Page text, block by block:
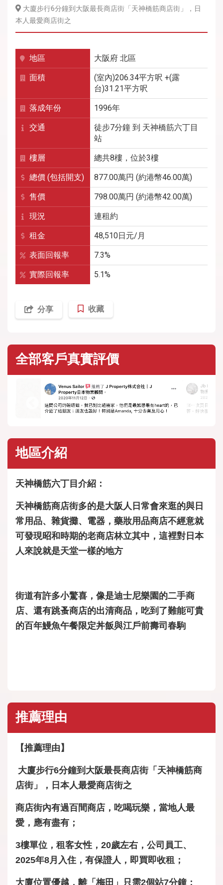
大廈步行6分鐘到大阪最長商店街「天神橋筋商店街」，日
本人最愛商店街之
地區 大阪府 北區
面積
(室內)206.34平方呎 +(露
台)31.21平方呎
落成年份 1996年
交通 徒步7分鐘 到 天神橋筋六丁目
站
樓層 總共8樓，位於3樓
總價 (包括開支) 877.00萬円 (約港幣46.00萬)
售價 798.00萬円 (約港幣42.00萬)
現況 連租約
租金 48,510日元/月
表面回報率 7.3%
實際回報率 5.1%
分享 收藏
全部客戶真實評價
地區介紹
天神橋筋六丁目介紹：
天神橋筋商店街多的是大阪人日常會來逛的與日
常用品、雜貨攤、電器，藥妝用品商店不經意就
可發現昭和時期的老商店林立其中，這裡對日本
人來說就是天堂一樣的地方
街道有許多小驚喜，像是迪士尼樂園的二手商
店、還有跳蚤商店的出清商品，吃到了難能可貴
的百年鰻魚午餐限定丼飯與江戶前壽司春駒
推薦理由
【推薦理由】
大廈步行6分鐘到大阪最長商店街「天神橋筋商
店街」，日本人最愛商店街之
商店街內有過百間商店，吃喝玩樂，當地人最
愛，應有盡有；
3樓單位，租客女性，20歲左右，公司員工、
2025年8月入住，有保證人，即買即收租；
大廈位置優越，離「梅田」只需2個站7分鐘；